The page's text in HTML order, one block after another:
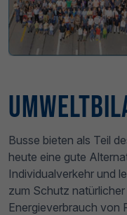
Busse bieten als Teil
heute eine gute
Individualverkehr und
zum Schutz
Energieverbrauch von